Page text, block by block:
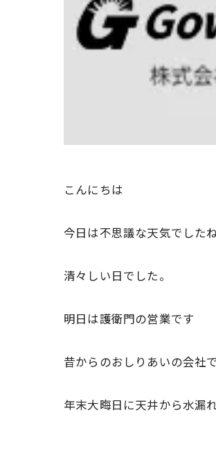
こんにちは
今日は不思議な天気でしたね
清々しい日でした。
明日は護衛門の営業です
昔からのおしりあいの会社
年末大晦日に天井から水漏